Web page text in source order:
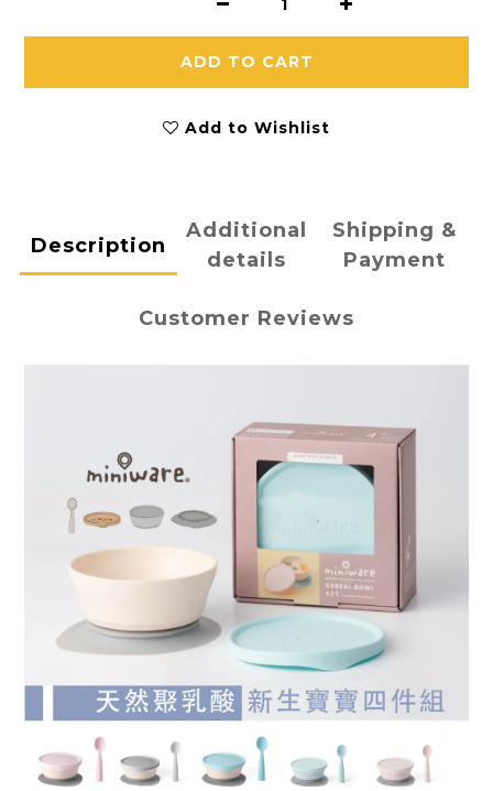
ADD TO CART
Add to Wishlist
Description
Additional
details
Shipping &
Payment
Customer Reviews